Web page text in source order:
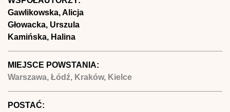
Gawlikowska, Alicja
Głowacka, Urszula
Kamińska, Halina
MIEJSCE POWSTANIA:
Warszawa, Łódź, Kraków, Kielce
POSTAĆ: